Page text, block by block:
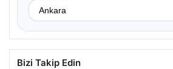
Bizi Takip Edin